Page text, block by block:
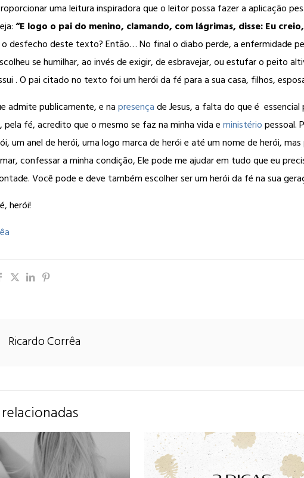
uma leitura inspiradora que o leitor possa fazer a aplicação
“E logo o pai do menino, clamando, com lágrimas, disse: Eu
o desfecho deste texto? Então… No final o diabo perde, a enfermidade
se humilhar, ao invés de exigir, de esbravejar, ou estufar o peito
. O pai citado no texto foi um herói da fé para a sua casa, filhos,
admite publicamente, e napresençade Jesus, a falta do que é
pela fé, acredito que o mesmo se faz na minha vida eministériopessoal.
um anel de herói, uma logo marca de herói e até um nome de herói,
confessar a minha condição, Ele pode me ajudar em tudo que eu
Você pode e deve também escolher ser um herói da fé na sua
herói!
Ricardo Corrêa